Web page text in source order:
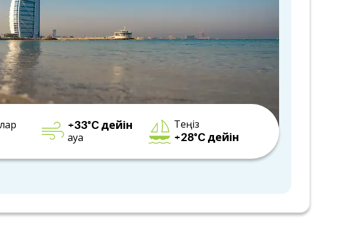
+33°C дейін
ауа
Теңіз
+28°C дейін